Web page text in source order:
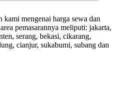
mengenai harga sewa dan
pemasarannya meliputi: jakarta,
serang, bekasi, cikarang,
cianjur, sukabumi, subang dan